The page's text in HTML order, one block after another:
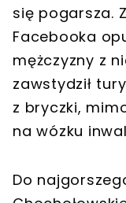
się pogarsza.
Facebooka
mężczyzny z
zawstydził
z bryczki,
na wózku
Do